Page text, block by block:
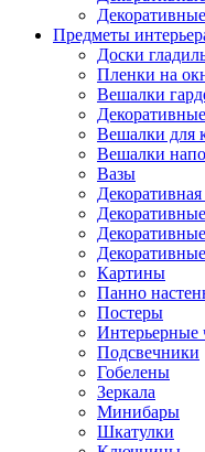
Предметы
Доски
Пленки на
Вешалки
Вешалки для
Вешалки
Вазы
Декоративная
Картины
Панно
Постеры
Интерьерные
Подсвечники
Гобелены
Зеркала
Минибары
Шкатулки